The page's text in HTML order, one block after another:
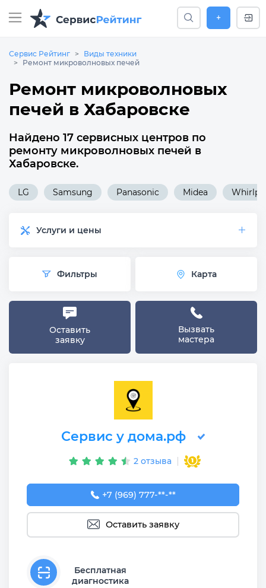
+
Сервис Рейтинг
Виды техники
Ремонт микроволновых печей
Ремонт микроволновых
печей в Хабаровске
Найдено 17 сервисных центров по
ремонту микроволновых печей в
Хабаровске.
LG Samsung Panasonic Midea
Услуги и цены
Фильтры Карта
Оставить
заявку
Вызвать
мастера
Сервис у дома.рф
2 отзыва
+7 (969) 777-50-55
+7 (969) 777-**-**
Оставить заявку
Бесплатная
диагностика